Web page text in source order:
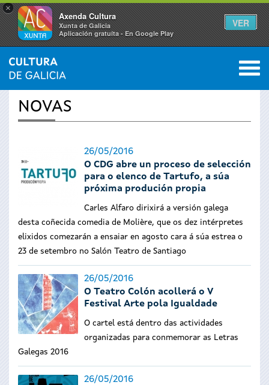
×
Axenda Cultura
Xunta de Galicia
Aplicación gratuíta - En Google Play
VER
Vostede
está
INICIO › ACTUALIDADE 0
NOVAS
26/05/2016
O CDG abre un proceso de selección
para o elenco de Tartufo, a súa
próxima produción propia
Carles Alfaro dirixirá a versión galega
desta coñecida comedia de Molière, que os dez intérpretes
elixidos comezarán a ensaiar en agosto cara á súa estrea o
23 de setembro no Salón Teatro de Santiago
26/05/2016
O Teatro Colón acollerá o V
Festival Arte pola Igualdade
O cartel está dentro das actividades
organizadas para conmemorar as Letras
Galegas 2016
26/05/2016